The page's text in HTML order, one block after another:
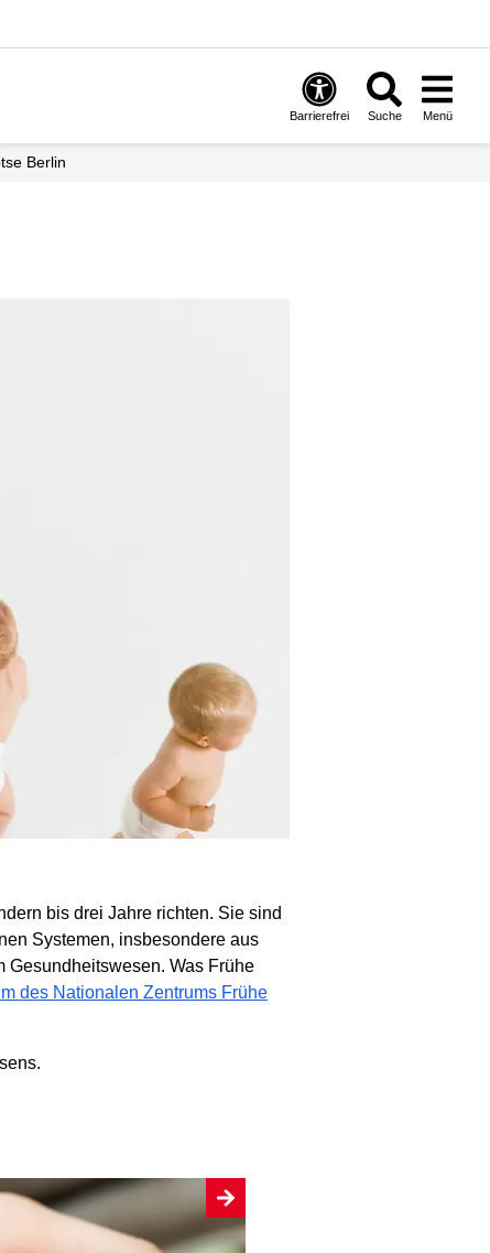
Barrierefrei Suche Menü
Berlin
bis drei Jahre richten. Sie sind
Systemen, insbesondere aus
Gesundheitswesen. Was Frühe
des Nationalen Zentrums Frühe